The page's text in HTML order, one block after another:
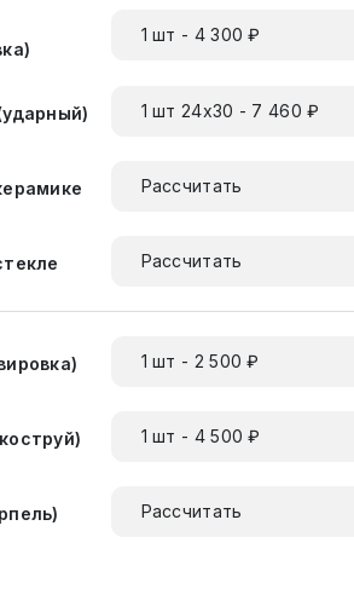
1 шт - 4 300 ₽
1 шт 24х30 - 7 460 ₽
Рассчитать
Рассчитать
1 шт - 2 500 ₽
1 шт - 4 500 ₽
Рассчитать